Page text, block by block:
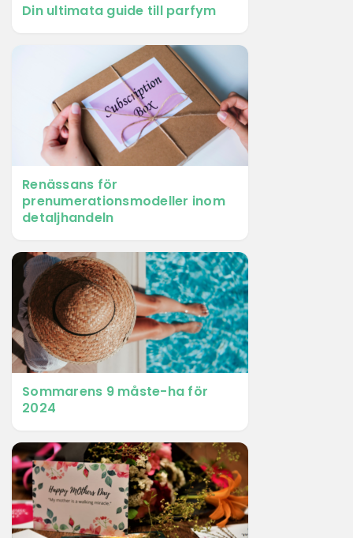
Din ultimata guide till parfym
Renässans för
prenumerationsmodeller inom
detaljhandeln
Sommarens 9 måste-ha för
2024